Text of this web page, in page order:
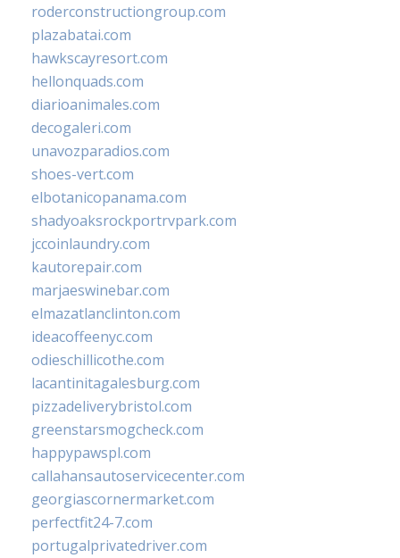
roderconstructiongroup.com
plazabatai.com
hawkscayresort.com
hellonquads.com
diarioanimales.com
decogaleri.com
unavozparadios.com
shoes-vert.com
elbotanicopanama.com
shadyoaksrockportrvpark.com
jccoinlaundry.com
kautorepair.com
marjaeswinebar.com
elmazatlanclinton.com
ideacoffeenyc.com
odieschillicothe.com
lacantinitagalesburg.com
pizzadeliverybristol.com
greenstarsmogcheck.com
happypawspl.com
callahansautoservicecenter.com
georgiascornermarket.com
perfectfit24-7.com
portugalprivatedriver.com